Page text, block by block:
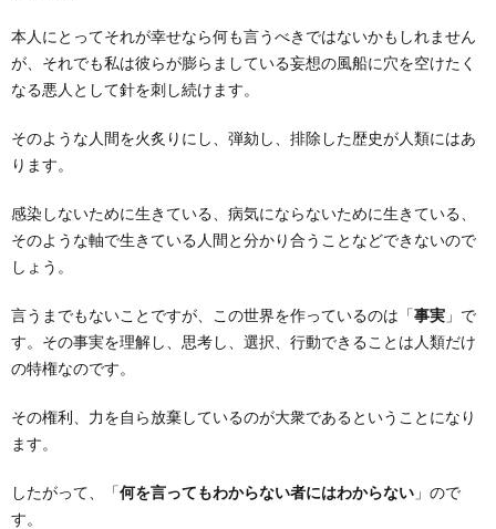
本人にとってそれが幸せなら何も言うべきではないかもしれません
が、それでも私は彼らが膨らましている妄想の風船に穴を空けたく
なる悪人として針を刺し続けます。
そのような人間を火炙りにし、弾劾し、排除した歴史が人類にはあ
ります。
感染しないために生きている、病気にならないために生きている、
そのような軸で生きている人間と分かり合うことなどできないので
しょう。
言うまでもないことですが、この世界を作っているのは「事実 」で
す。その事実を理解し、思考し、選択、行動できることは人類だけ
の特権なのです。
その権利、力を自ら放棄しているのが大衆であるということになり
ます。
したがって、「何を言ってもわからない者にはわからない 」ので
す。